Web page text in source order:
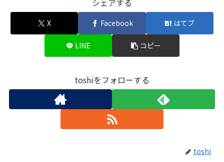
シェアする
X Facebook はてブ
LINE コピー
toshiをフォローする
toshi